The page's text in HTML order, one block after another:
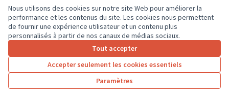
Nous utilisons des cookies sur notre site Web pour améliorer la
performance et les contenus du site. Les cookies nous permettent
de fournir une expérience utilisateur et un contenu plus
personnalisés à partir de nos canaux de médias sociaux.
Tout accepter
Accepter seulement les cookies essentiels
Paramètres
Un espace pour nous, les ados.
Soumis au vote
APE Les Diablotins
0 0